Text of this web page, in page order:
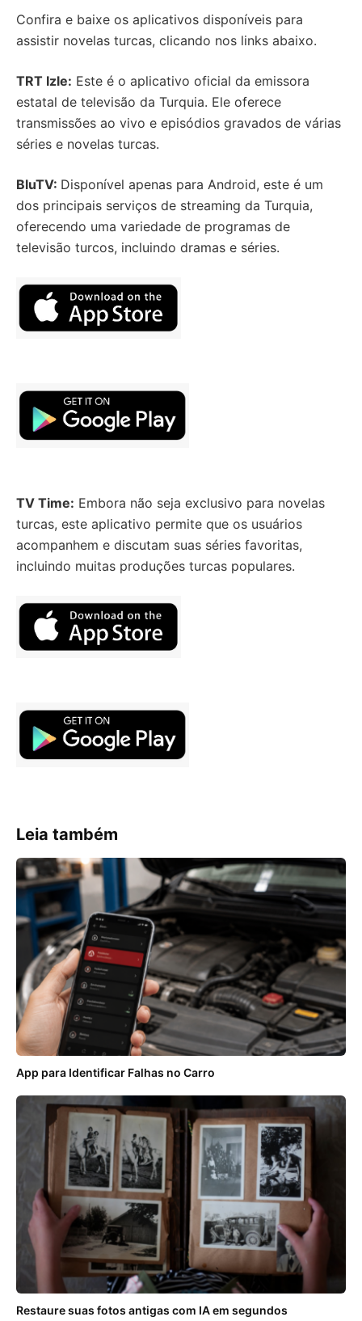
Confira e baixe os aplicativos disponíveis para
assistir novelas turcas, clicando nos links abaixo.
TRT Izle: Este é o aplicativo oficial da emissora
estatal de televisão da Turquia. Ele oferece
transmissões ao vivo e episódios gravados de várias
séries e novelas turcas.
BluTV: Disponível apenas para Android, este é um
dos principais serviços de streaming da Turquia,
oferecendo uma variedade de programas de
televisão turcos, incluindo dramas e séries.
TV Time: Embora não seja exclusivo para novelas
turcas, este aplicativo permite que os usuários
acompanhem e discutam suas séries favoritas,
incluindo muitas produções turcas populares.
Leia também
App para Identificar Falhas no Carro
Restaure suas fotos antigas com IA em segundos